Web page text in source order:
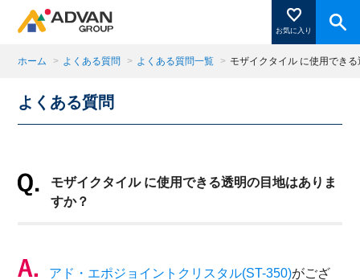
お気に入り
商品ページにある「お気に入り登録」を押すと登録した
商品がここに表示されます。
ホーム > よくある質問 > よくある質問一覧 > モザイクタイル に使用でき
よくある質問
モザイクタイル に使用できる透明の目地はありま
すか？
アド・エポジョイントクリスタル(ST-350)がござ